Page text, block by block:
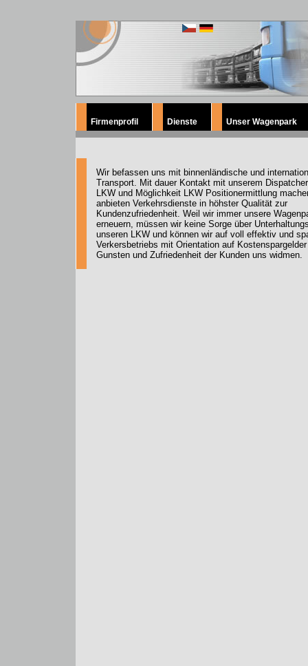
Wir befassen uns mit binnenländische und
Transport. Mit dauer Kontakt mit unserem
LKW und Möglichkeit LKW Positionermittlung
anbieten Verkehrsdienste in höhster Qualität zur
Kundenzufriedenheit. Weil wir immer unsere
erneuern, müssen wir keine Sorge über
unseren LKW und können wir auf voll effektiv und
Verkersbetriebs mit Orientation auf
Gunsten und Zufriedenheit der Kunden uns widmen.
Firmenprofil Dienste Unser Wagenpark